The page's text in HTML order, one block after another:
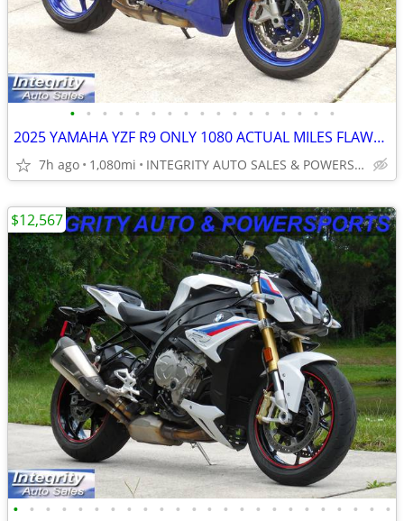
• • • • • • • • • • • • • • • • •
2025 YAMAHA YZF R9 ONLY 1080 ACTUAL MILES FLAWLESS BIKE NO BS FEES!!!!
7h ago 1,080mi INTEGRITY AUTO SALES & POWERSPORTS
• • • • • • • • • • • • • • • • • • • • • • • •
$12,567